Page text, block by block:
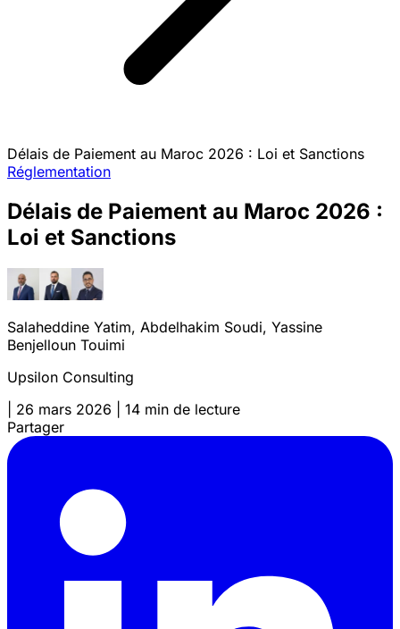
Délais de Paiement au Maroc 2026 : Loi et Sanctions
Réglementation
Délais de Paiement au Maroc 2026 :
Loi et Sanctions
Salaheddine Yatim, Abdelhakim Soudi, Yassine
Benjelloun Touimi
Upsilon Consulting
26 mars 2026
14 min de lecture
Partager